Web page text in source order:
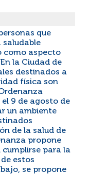
que
saludable
como aspecto
la Ciudad de
destinados a
física son
9 de agosto de
un ambiente
de la salud de
propone
cumplirse para la
estos
se propone